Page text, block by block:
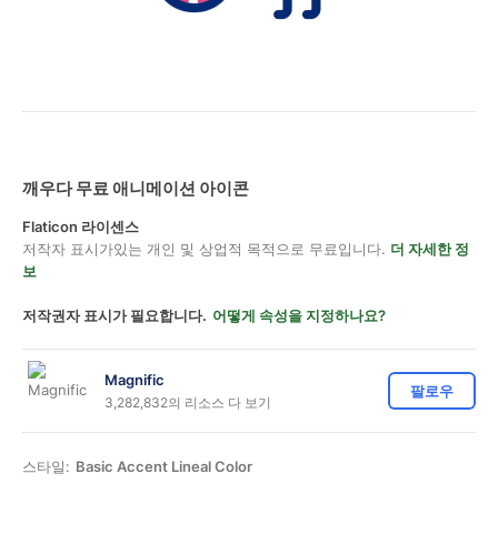
깨우다 무료 애니메이션 아이콘
Flaticon 라이센스
저작자 표시가있는 개인 및 상업적 목적으로 무료입니다. 더 자세한 정
보
저작권자 표시가 필요합니다. 어떻게 속성을 지정하나요?
Magnific
3,282,832의 리소스 다 보기
팔로우
스타일: Basic Accent Lineal Color